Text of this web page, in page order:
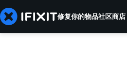
修复你的物品社区商店